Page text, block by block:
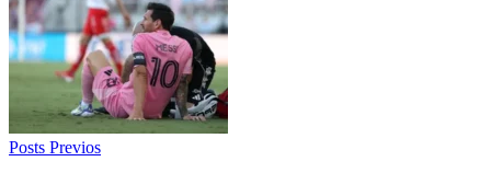
Posts Previos